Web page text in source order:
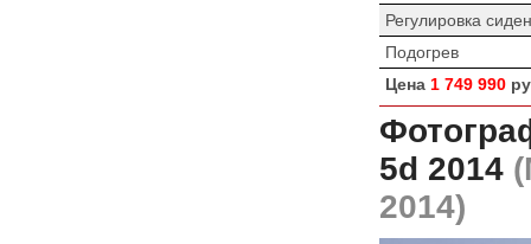
Регулировка
Подогрев
Цена 1 749 990
5d 2014
2014)